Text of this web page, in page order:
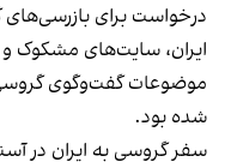
درخواست برای
موضوعات گفت‌و‌گوی
شده بود.
سفر گروسی به ایران در